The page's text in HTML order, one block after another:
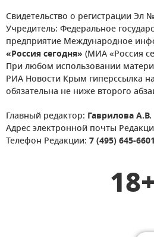
Свидетельство о регистрации Эл
Учредитель: Федеральное
предприятие Международное
«Россия сегодня» (МИА «Россия
При любом использовании
РИА Новости Крым гиперссылка
обязательна не ниже второго
Главный редактор: Гаврилова А.В.
Адрес электронной почты
Телефон Редакции: 7 (495) 645-6601